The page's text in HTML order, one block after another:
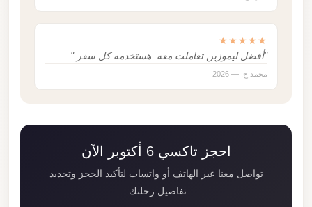
★★★★★
"أفضل ليموزين تعاملت معه. هستخدمه كل سفر."
محمد خ. — 2026
احجز تاكسي 6 أكتوبر الآن
تواصل معنا عبر الهاتف أو واتساب لتأكيد الحجز وتحديد
تفاصيل رحلتك.